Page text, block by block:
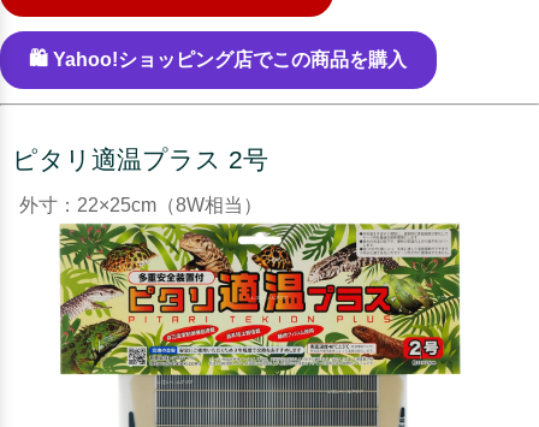
🛍️ Yahoo!ショッピング店でこの商品を購入
ピタリ適温プラス 2号
外寸：22×25cm（8W相当）